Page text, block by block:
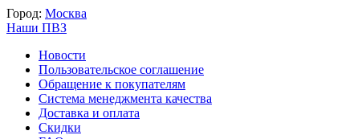
Город: Москва
Наши ПВЗ
Новости
Пользовательское соглашение
Обращение к покупателям
Система менеджмента качества
Доставка и оплата
Скидки